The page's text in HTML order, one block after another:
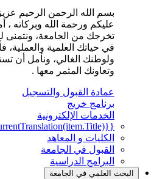
بسم الله الرحمن الرحيم
عليكم ورحمة الله وبركاته ،
تخرجك من الجامعة، ونتمنى
في حياتك العلمية
ولوطنك الغالي، ونأمل أن
وتعاونك المثمر معها .
عمادة القبول والتسجيل
برنامج خريج
الخدمات الإلكترونية
{{mmc.getCurrentTranslation(item.Title)}}
الكليات و المعاهد
القبول في الجامعة
البرامج الدراسية
البحث العلمي في الجامعة